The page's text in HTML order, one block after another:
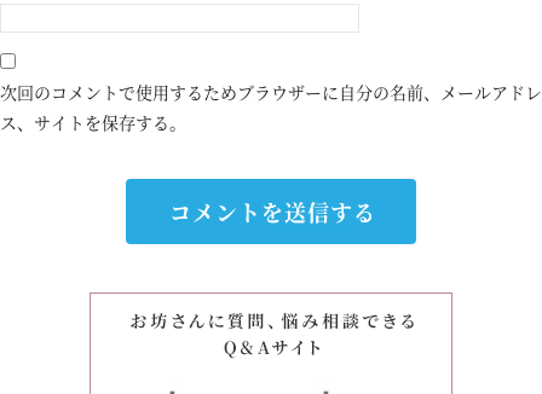
次回のコメントで使用するためブラウザーに自分の名前、メールアドレ
ス、サイトを保存する。